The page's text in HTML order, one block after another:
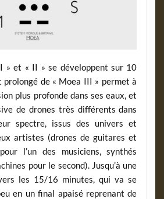
I »et « II » se développent sur 10
prolongé de « Moea III » permet à
plus profonde dans ses eaux, et
de drones très différents dans
spectre, issus des univers et
artistes (drones de guitares et
l’un des musiciens, synthés
pour le second). Jusqu’à une
les 15/16 minutes, qui va se
en un final apaisé reprenant de